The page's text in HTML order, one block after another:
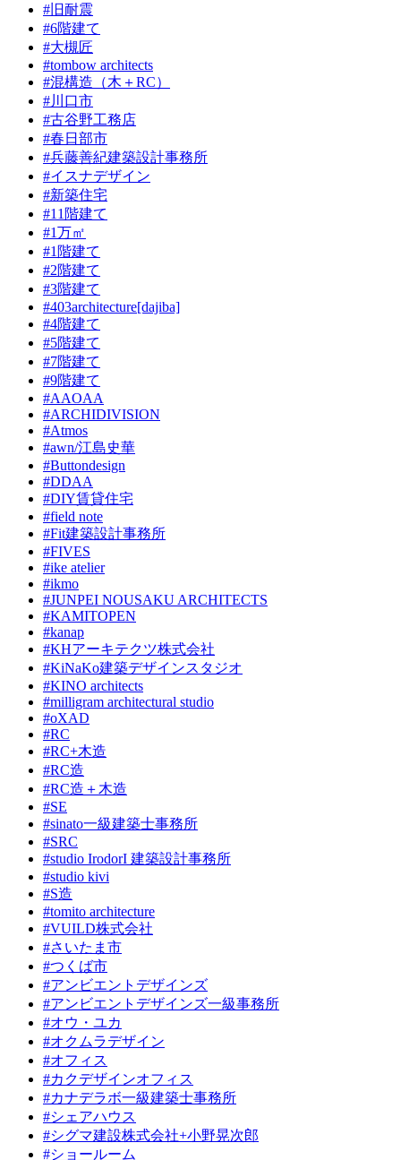
#旧耐震
#6階建て
#大槻匠
#tombow architects
#混構造（木＋RC）
#川口市
#古谷野工務店
#春日部市
#兵藤善紀建築設計事務所
#イスナデザイン
#新築住宅
#11階建て
#1万㎡
#1階建て
#2階建て
#3階建て
#403architecture[dajiba]
#4階建て
#5階建て
#7階建て
#9階建て
#AAOAA
#ARCHIDIVISION
#Atmos
#awn/江島史華
#Buttondesign
#DDAA
#DIY賃貸住宅
#field note
#Fit建築設計事務所
#FIVES
#ike atelier
#ikmo
#JUNPEI NOUSAKU ARCHITECTS
#KAMITOPEN
#kanap
#KHアーキテクツ株式会社
#KiNaKo建築デザインスタジオ
#KINO architects
#milligram architectural studio
#oXAD
#RC
#RC+木造
#RC造
#RC造＋木造
#SE
#sinato一級建築士事務所
#SRC
#studio IrodorI 建築設計事務所
#studio kivi
#S造
#tomito architecture
#VUILD株式会社
#さいたま市
#つくば市
#アンビエントデザインズ
#アンビエントデザインズ一級事務所
#オウ・ユカ
#オクムラデザイン
#オフィス
#カクデザインオフィス
#カナデラボ一級建築士事務所
#シェアハウス
#シグマ建設株式会社+小野晃次郎
#ショールーム